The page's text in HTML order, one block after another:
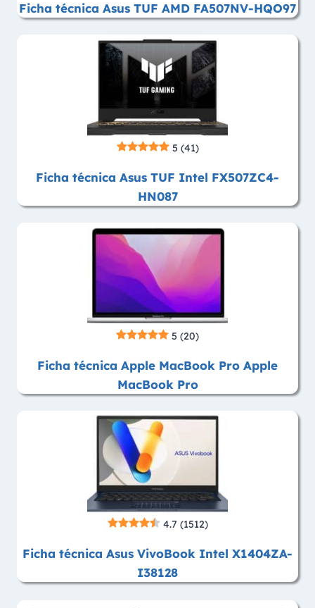
Ficha técnica Asus TUF AMD FA507NV-HQO97
5 (41)
Ficha técnica Asus TUF Intel FX507ZC4-
HN087
5 (20)
Ficha técnica Apple MacBook Pro Apple
MacBook Pro
4.7 (1512)
Ficha técnica Asus VivoBook Intel X1404ZA-
I38128